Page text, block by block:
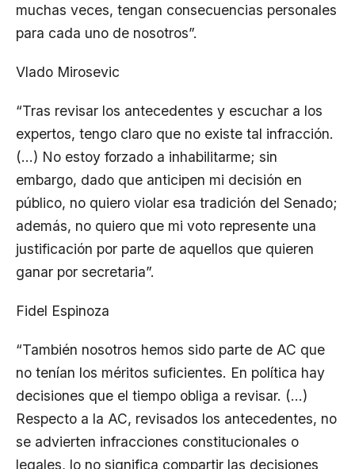
muchas veces, tengan consecuencias personales
para cada uno de nosotros”.
Vlado Mirosevic
“Tras revisar los antecedentes y escuchar a los
expertos, tengo claro que no existe tal infracción.
(…) No estoy forzado a inhabilitarme; sin
embargo, dado que anticipen mi decisión en
público, no quiero violar esa tradición del Senado;
además, no quiero que mi voto represente una
justificación por parte de aquellos que quieren
ganar por secretaria”.
Fidel Espinoza
“También nosotros hemos sido parte de AC que
no tenían los méritos suficientes. En política hay
decisiones que el tiempo obliga a revisar. (…)
Respecto a la AC, revisados los antecedentes, no
se advierten infracciones constitucionales o
legales, lo no significa compartir las decisiones